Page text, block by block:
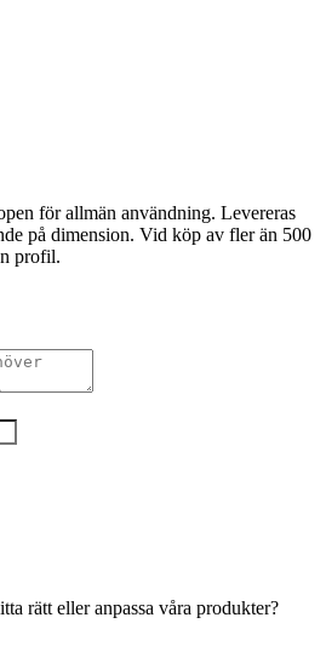
för allmän användning. Levereras
på dimension. Vid köp av fler än 500
profil.
rätt eller anpassa våra produkter?